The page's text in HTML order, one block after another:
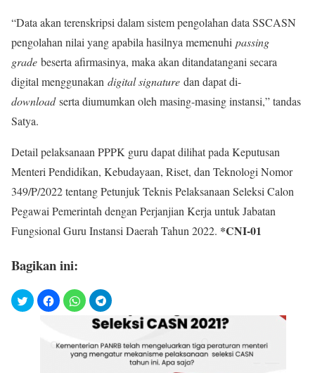
“Data akan terenskripsi dalam sistem pengolahan data SSCASN
pengolahan nilai yang apabila hasilnya memenuhi passing
grade beserta afirmasinya, maka akan ditandatangani secara
digital menggunakan digital signature dan dapat di-
downloadserta diumumkan oleh masing-masing instansi,” tandas
Satya.
Detail pelaksanaan PPPK guru dapat dilihat pada Keputusan
Menteri Pendidikan, Kebudayaan, Riset, dan Teknologi Nomor
349/P/2022 tentang Petunjuk Teknis Pelaksanaan Seleksi Calon
Pegawai Pemerintah dengan Perjanjian Kerja untuk Jabatan
Fungsional Guru Instansi Daerah Tahun 2022. *CNI-01
Bagikan ini: